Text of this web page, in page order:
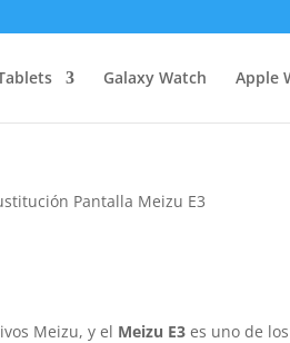
Galaxy Watch Apple
Pantalla Meizu E3
Meizu, y el Meizu E3 es uno de